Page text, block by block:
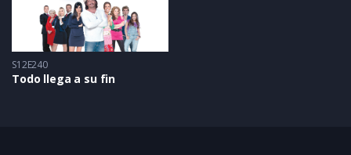
S12E240
Todo llega a su fin